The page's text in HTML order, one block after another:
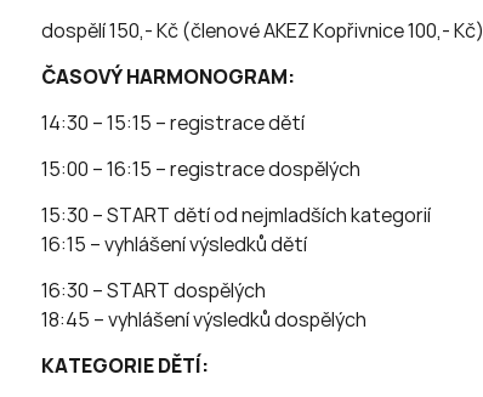
dospělí 150,- Kč (členové AKEZ Kopřivnice 100,- Kč)
ČASOVÝ HARMONOGRAM:
14:30 – 15:15 – registrace dětí
15:00 – 16:15 – registrace dospělých
15:30 – START dětí od nejmladších kategorií
16:15 – vyhlášení výsledků dětí
16:30 – START dospělých
18:45 – vyhlášení výsledků dospělých
KATEGORIE DĚTÍ: